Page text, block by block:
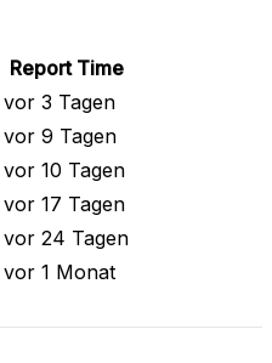
Report Time
vor 3 Tagen
vor 9 Tagen
vor 10 Tagen
vor 17 Tagen
vor 24 Tagen
vor 1 Monat